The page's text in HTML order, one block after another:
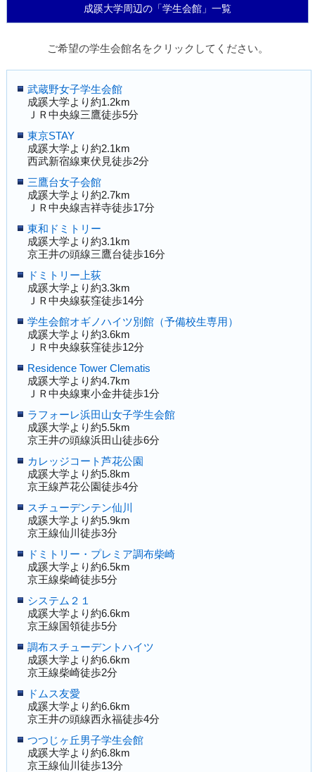
成蹊大学周辺の「学生会館」一覧
ご希望の学生会館名をクリックしてください。
武蔵野女子学生会館
成蹊大学より約1.2km
ＪＲ中央線三鷹徒歩5分
東京STAY
成蹊大学より約2.1km
西武新宿線東伏見徒歩2分
三鷹台女子会館
成蹊大学より約2.7km
ＪＲ中央線吉祥寺徒歩17分
東和ドミトリー
成蹊大学より約3.1km
京王井の頭線三鷹台徒歩16分
ドミトリー上荻
成蹊大学より約3.3km
ＪＲ中央線荻窪徒歩14分
学生会館オギノハイツ別館（予備校生専用）
成蹊大学より約3.6km
ＪＲ中央線荻窪徒歩12分
Residence Tower Clematis
成蹊大学より約4.7km
ＪＲ中央線東小金井徒歩1分
ラフォーレ浜田山女子学生会館
成蹊大学より約5.5km
京王井の頭線浜田山徒歩6分
カレッジコート芦花公園
成蹊大学より約5.8km
京王線芦花公園徒歩4分
スチューデンテン仙川
成蹊大学より約5.9km
京王線仙川徒歩3分
ドミトリー・プレミア調布柴崎
成蹊大学より約6.5km
京王線柴崎徒歩5分
システム２１
成蹊大学より約6.6km
京王線国領徒歩5分
調布スチューデントハイツ
成蹊大学より約6.6km
京王線柴崎徒歩2分
ドムス友愛
成蹊大学より約6.6km
京王井の頭線西永福徒歩4分
つつじヶ丘男子学生会館
成蹊大学より約6.8km
京王線仙川徒歩13分